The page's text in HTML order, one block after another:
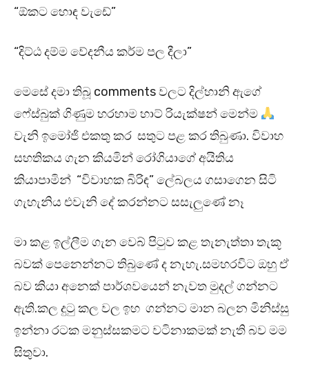
“ඕකට හොඳ වැඩේ”
“දිට්ඨ දම්ම වේදනීය කර්ම පල දීලා”
මෙසේ දමා තිබූ comments වලට දිල්හානි ඇගේ
ෆේස්බුක් ගිණුම හරහාම හාට් රියැක්ෂන් මෙන්ම
වැනි ඉමෝජි එකතු කර සතුට පළ කර තිබුණා. විවාහ
සහතිකය ගැන කියමින් රෝගියාගේ අයිතිය
කියාපාමින් “විවාහක බිරිඳ” ලේබලය ගසාගෙන සිටි
ගැහැනිය එවැනි දේ කරන්නට සසැලුණේ නෑ
මා කළ ඉල්ලීම ගැන වෙබ් පිටුව කළ තැනැත්තා තැකූ
බවක් පෙනෙන්නට තිබුණේ ද නැහැ.සමහරවිට ඔහු ඒ
බව කියා අනෙක් පාර්ශවයෙන් නැවත මුදල් ගන්නට
ඇති.කල දුටු කල වල ඉහ ගන්නට මාන බලන මිනිස්සු
ඉන්නා රටක මනුස්සකමට වටිනාකමක් නැති බව මම
සිතුවා.